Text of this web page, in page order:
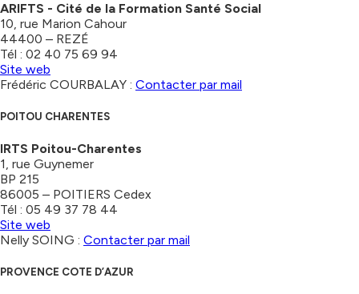
ARIFTS - Cité de la Formation Santé Social
10, rue Marion Cahour
44400 – REZÉ
Tél : 02 40 75 69 94
Site web
Frédéric COURBALAY : Contacter par mail
POITOU CHARENTES
IRTS Poitou-Charentes
1, rue Guynemer
BP 215
86005 – POITIERS Cedex
Tél : 05 49 37 78 44
Site web
Nelly SOING : Contacter par mail
PROVENCE COTE D’AZUR